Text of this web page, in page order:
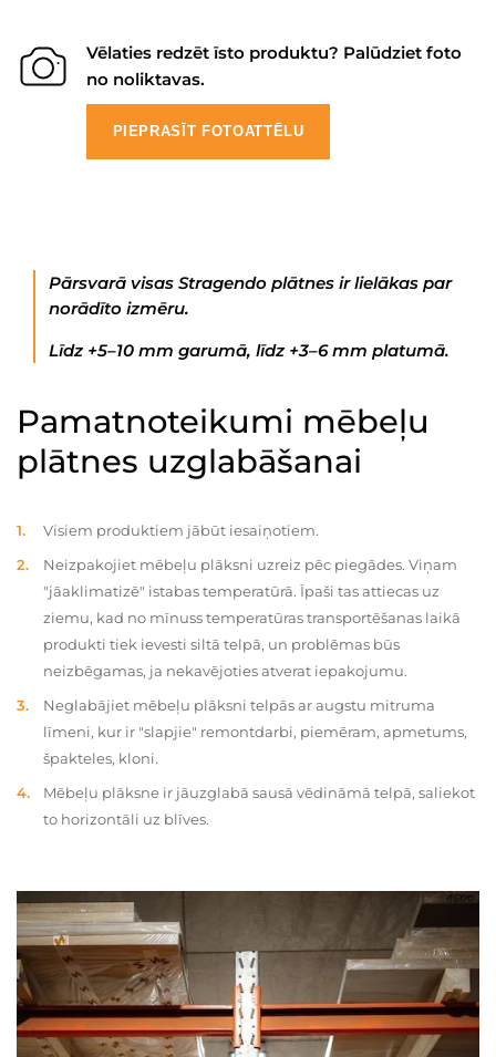
Vēlaties redzēt īsto produktu? Palūdziet foto
no noliktavas.
PIEPRASĪT FOTOATTĒLU
Pārsvarā visas Stragendo plātnes ir lielākas par
norādīto izmēru.
Līdz +5–10 mm garumā, līdz +3–6 mm platumā.
Pamatnoteikumi mēbeļu
plātnes uzglabāšanai
Visiem produktiem jābūt iesaiņotiem.
Neizpakojiet mēbeļu plāksni uzreiz pēc piegādes. Viņam
"jāaklimatizē" istabas temperatūrā. Īpaši tas attiecas uz
ziemu, kad no mīnuss temperatūras transportēšanas laikā
produkti tiek ievesti siltā telpā, un problēmas būs
neizbēgamas, ja nekavējoties atverat iepakojumu.
Neglabājiet mēbeļu plāksni telpās ar augstu mitruma
līmeni, kur ir "slapjie" remontdarbi, piemēram, apmetums,
špakteles, kloni.
Mēbeļu plāksne ir jāuzglabā sausā vēdināmā telpā, saliekot
to horizontāli uz blīves.